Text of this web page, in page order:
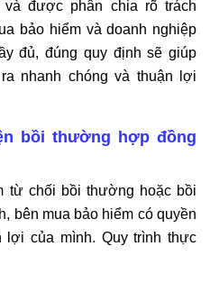
được phân chia rõ trách
bảo hiểm và doanh nghiệp
đủ, đúng quy định sẽ giúp
nhanh chóng và thuận lợi
bồi thường hợp đồng
từ chối bồi thường hoặc bồi
bên mua bảo hiểm có quyền
lợi của mình. Quy trình thực